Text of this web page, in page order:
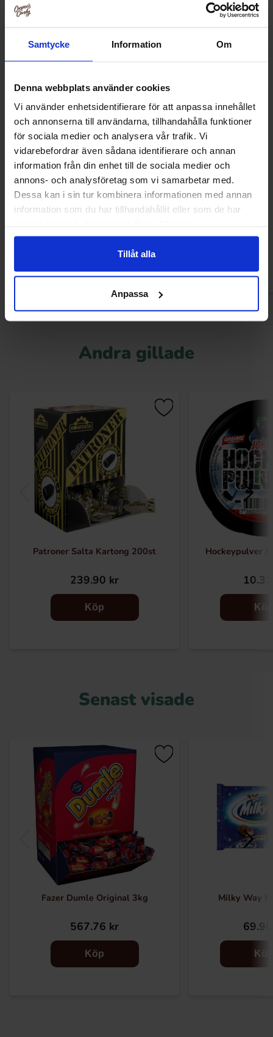
Samtycke Information Om
Denna webbplats använder cookies
Vi använder enhetsidentifierare för att anpassa innehållet
och annonserna till användarna, tillhandahålla funktioner
för sociala medier och analysera vår trafik. Vi
vidarebefordrar även sådana identifierare och annan
information från din enhet till de sociala medier och
annons- och analysföretag som vi samarbetar med.
Dessa kan i sin tur kombinera informationen med annan
information som du har tillhandahållit eller som de har
Tillåt alla
Anpassa
Rollo Lakrits 2.5kg
-6%
Ryfors
Andra gillade
Patroner Salta Kartong 200st
239.90 kr
Köp
Hockeypulver
Köp
Senast visade
Fazer Dumle Original 3kg
567.76 kr
Köp
Milky Way
Köp